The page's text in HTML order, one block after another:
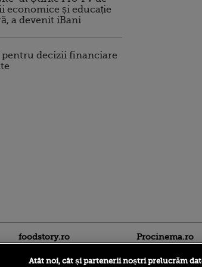
economice și educație
a devenit iBani
pentru decizii financiare
foodstory.ro Procinema.ro
Atât noi, cât și partenerii noștri prelucrăm